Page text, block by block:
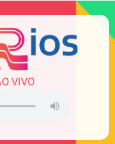
VIVO